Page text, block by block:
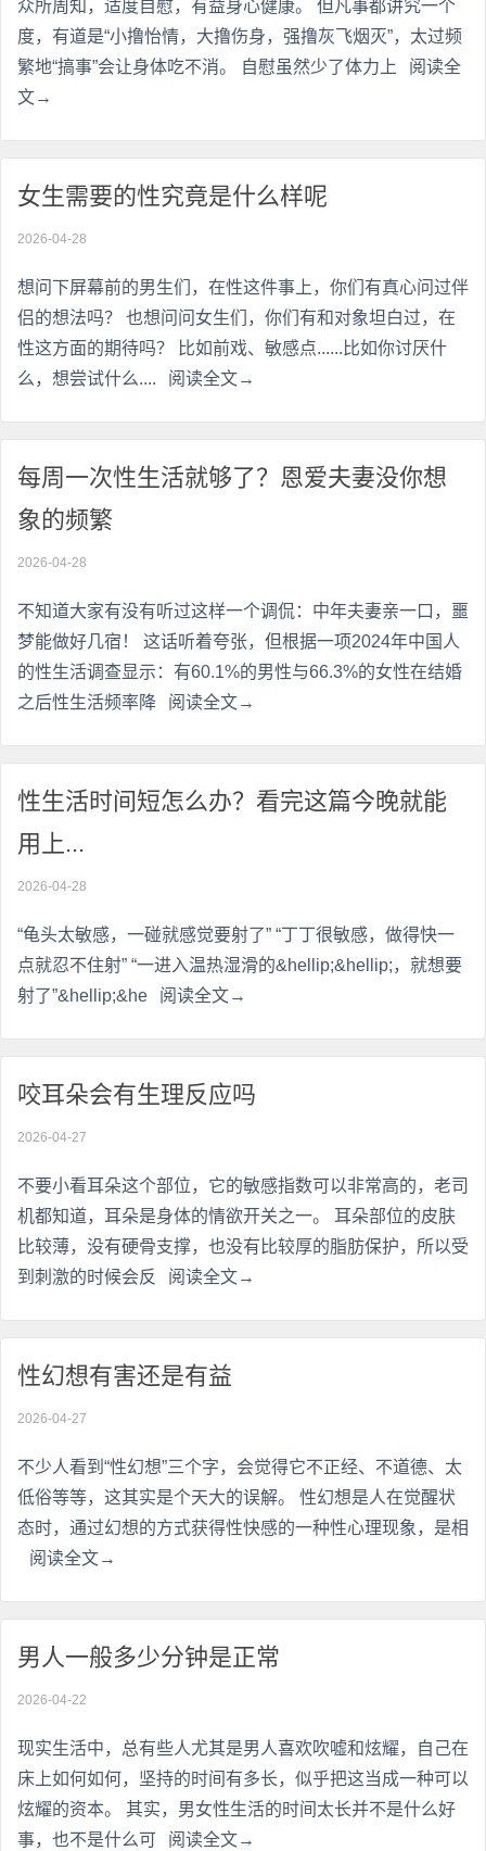
众所周知，适度自慰，有益身心健康。 但凡事都讲究一个
度，有道是“小撸怡情，大撸伤身，强撸灰飞烟灭”，太过频
繁地“搞事”会让身体吃不消。 自慰虽然少了体力上
阅读全
文→
女生需要的性究竟是什么样呢
2026-04-28
想问下屏幕前的男生们，在性这件事上，你们有真心问过伴
侣的想法吗？ 也想问问女生们，你们有和对象坦白过，在
性这方面的期待吗？ 比如前戏、敏感点......比如你讨厌什
么，想尝试什么....
阅读全文→
每周一次性生活就够了？恩爱夫妻没你想
象的频繁
2026-04-28
不知道大家有没有听过这样一个调侃：中年夫妻亲一口，噩
梦能做好几宿！ 这话听着夸张，但根据一项2024年中国人
的性生活调查显示：有60.1%的男性与66.3%的女性在结婚
之后性生活频率降
阅读全文→
性生活时间短怎么办？看完这篇今晚就能
用上...
2026-04-28
“龟头太敏感，一碰就感觉要射了” “丁丁很敏感，做得快一
点就忍不住射” “一进入温热湿滑的&hellip;&hellip;，就想要
射了”&hellip;&he
阅读全文→
咬耳朵会有生理反应吗
2026-04-27
不要小看耳朵这个部位，它的敏感指数可以非常高的，老司
机都知道，耳朵是身体的情欲开关之一。 耳朵部位的皮肤
比较薄，没有硬骨支撑，也没有比较厚的脂肪保护，所以受
到刺激的时候会反
阅读全文→
性幻想有害还是有益
2026-04-27
不少人看到“性幻想”三个字，会觉得它不正经、不道德、太
低俗等等，这其实是个天大的误解。 性幻想是人在觉醒状
态时，通过幻想的方式获得性快感的一种性心理现象，是相
阅读全文→
男人一般多少分钟是正常
2026-04-22
现实生活中，总有些人尤其是男人喜欢吹嘘和炫耀，自己在
床上如何如何，坚持的时间有多长，似乎把这当成一种可以
炫耀的资本。 其实，男女性生活的时间太长并不是什么好
事，也不是什么可
阅读全文→